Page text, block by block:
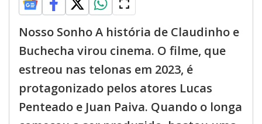
Nosso Sonho A história de Claudinho e
Buchecha virou cinema. O filme, que
estreou nas telonas em 2023, é
protagonizado pelos atores Lucas
Penteado e Juan Paiva. Quando o longa